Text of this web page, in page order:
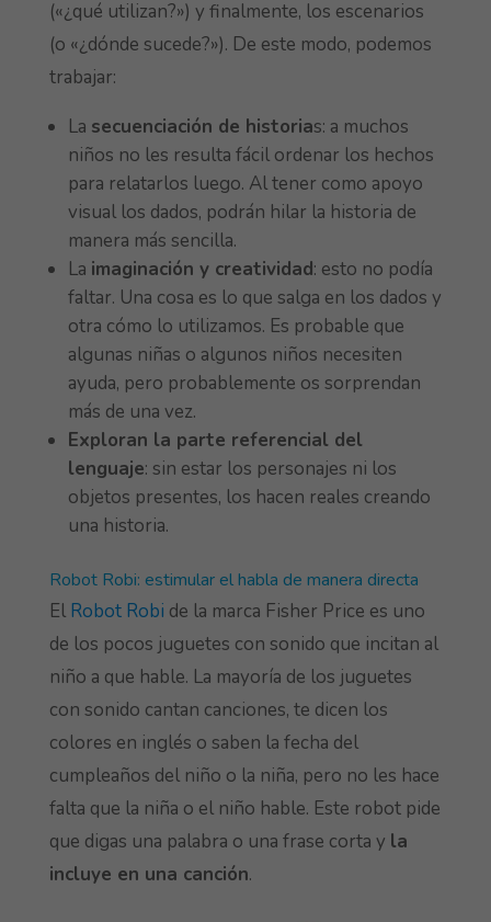
(«¿qué utilizan?») y finalmente, los escenarios
(o «¿dónde sucede?»). De este modo, podemos
trabajar:
La secuenciación de historias: a muchos
niños no les resulta fácil ordenar los hechos
para relatarlos luego. Al tener como apoyo
visual los dados, podrán hilar la historia de
manera más sencilla.
La imaginación y creatividad: esto no podía
faltar. Una cosa es lo que salga en los dados y
otra cómo lo utilizamos. Es probable que
algunas niñas o algunos niños necesiten
ayuda, pero probablemente os sorprendan
más de una vez.
Exploran la parte referencial del
lenguaje: sin estar los personajes ni los
objetos presentes, los hacen reales creando
una historia.
Robot Robi: estimular el habla de manera directa
El Robot Robi de la marca Fisher Price es uno
de los pocos juguetes con sonido que incitan al
niño a que hable. La mayoría de los juguetes
con sonido cantan canciones, te dicen los
colores en inglés o saben la fecha del
cumpleaños del niño o la niña, pero no les hace
falta que la niña o el niño hable. Este robot pide
que digas una palabra o una frase corta y la
incluye en una canción.